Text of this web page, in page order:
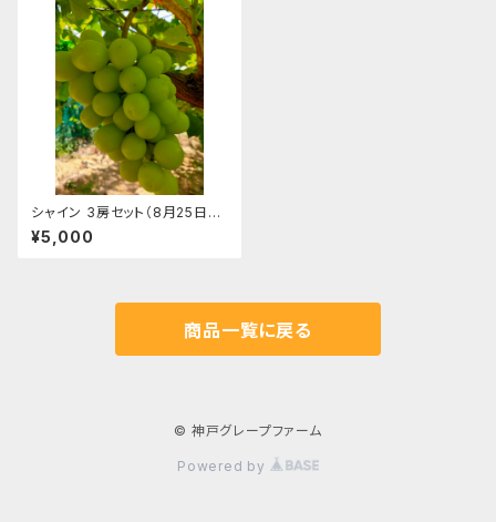
シャイン 3房セット（8月25日～
10月初旬）
¥5,000
商品一覧に戻る
© 神戸グレープファーム
Powered by